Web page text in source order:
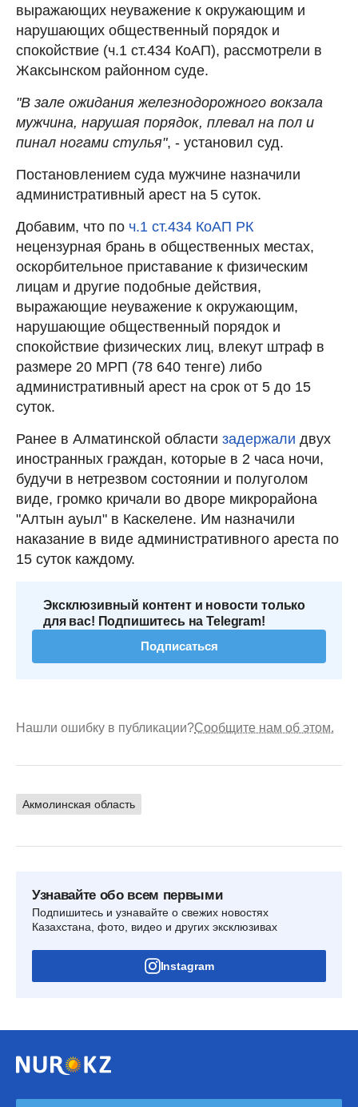
выражающих неуважение к окружающим и
нарушающих общественный порядок и
спокойствие (ч.1 ст.434 КоАП), рассмотрели в
Жаксынском районном суде.
"В зале ожидания железнодорожного вокзала
мужчина, нарушая порядок, плевал на пол и
пинал ногами стулья", - установил суд.
Постановлением суда мужчине назначили
административный арест на 5 суток.
Добавим, что по ч.1 ст.434 КоАП РК
нецензурная брань в общественных местах,
оскорбительное приставание к физическим
лицам и другие подобные действия,
выражающие неуважение к окружающим,
нарушающие общественный порядок и
спокойствие физических лиц, влекут штраф в
размере 20 МРП (78 640 тенге) либо
административный арест на срок от 5 до 15
суток.
Ранее в Алматинской области задержали двух
иностранных граждан, которые в 2 часа ночи,
будучи в нетрезвом состоянии и полуголом
виде, громко кричали во дворе микрорайона
"Алтын ауыл" в Каскелене. Им назначили
наказание в виде административного ареста по
15 суток каждому.
Эксклюзивный контент и новости только
для вас! Подпишитесь на Telegram!
Подписаться
Нашли ошибку в публикации?Сообщите нам об этом.
Акмолинская область
Узнавайте обо всем первыми
Подпишитесь и узнавайте о свежих новостях
Казахстана, фото, видео и других эксклюзивах
Instagram